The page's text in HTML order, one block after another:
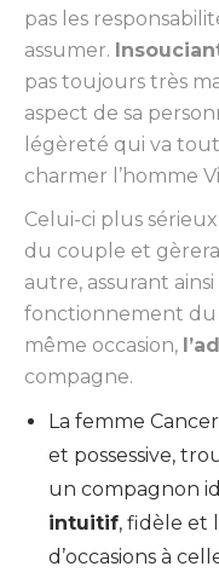
pas les
assumer.
pas toujours très
aspect de sa
légèreté qui va
charmer l’homme
Celui-ci plus
du couple et
autre, assurant
fonctionnement du
même occasion,
compagne.
La femme
et possessive,
un compagnon
intuitif, fidèle et
d’occasions à